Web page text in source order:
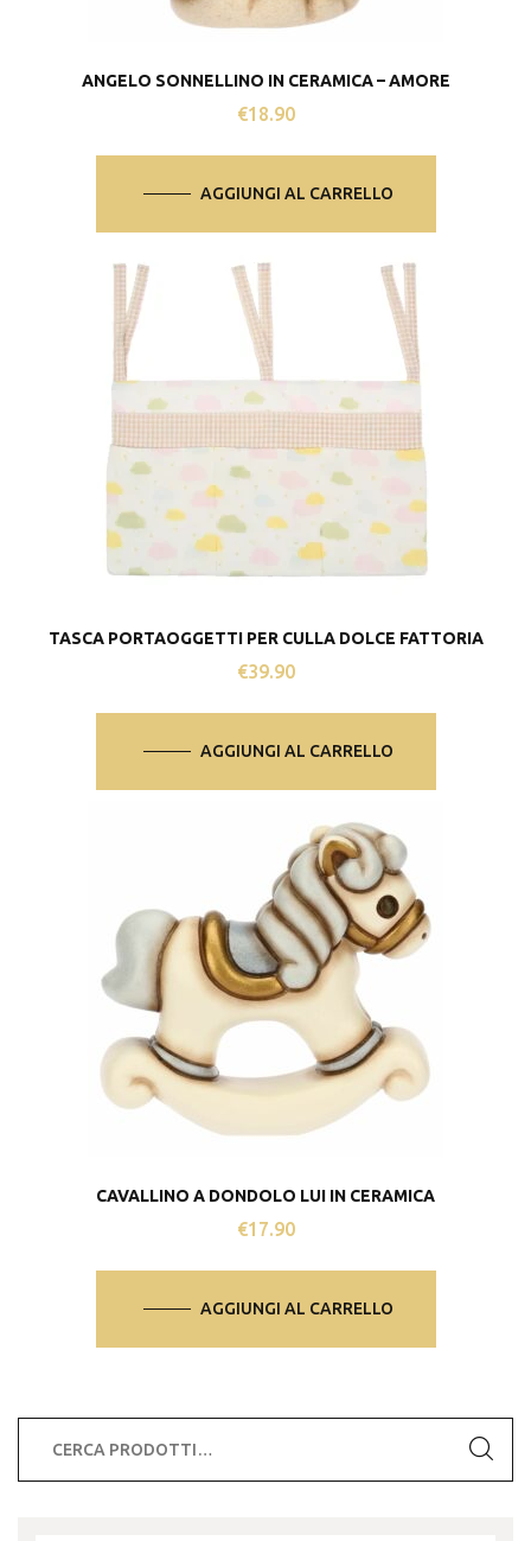
ANGELO SONNELLINO IN CERAMICA – AMORE
€18.90
AGGIUNGI AL CARRELLO
TASCA PORTAOGGETTI PER CULLA DOLCE FATTORIA
€39.90
AGGIUNGI AL CARRELLO
CAVALLINO A DONDOLO LUI IN CERAMICA
€17.90
AGGIUNGI AL CARRELLO